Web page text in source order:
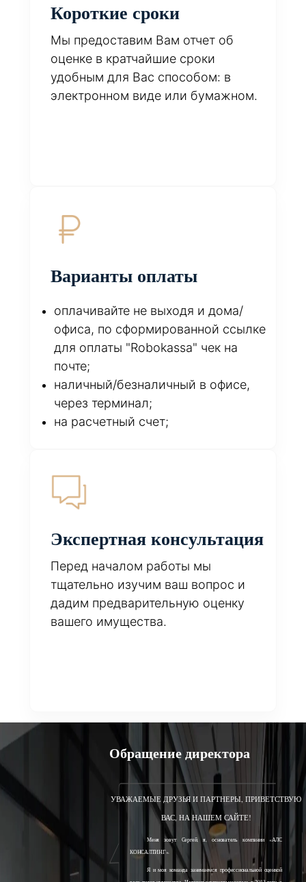
Короткие сроки
Мы предоставим Вам отчет об
оценке в кратчайшие сроки
удобным для Вас способом: в
электронном виде или бумажном.
Варианты оплаты
оплачивайте не выходя и дома/
офиса, по сформированной ссылке
для оплаты "Robokassa" чек на
почте;
наличный/безналичный в офисе,
через терминал;
на расчетный счет;
Экспертная консультация
Перед началом работы мы
тщательно изучим ваш вопрос и
дадим предварительную оценку
вашего имущества.
Обращение директора
УВАЖАЕМЫЕ ДРУЗЬЯ И ПАРТНЕРЫ, ПРИВЕТСТВУЮ
ВАС, НА НАШЕМ САЙТЕ!
Меня зовут Сергей, я, основатель компании «АЛС
КОНСАЛТИНГ».
Я и моя команда занимаемся профессиональной оценкой